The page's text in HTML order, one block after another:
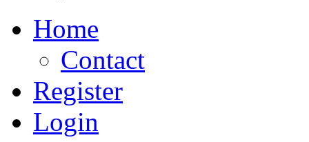
Home
Contact
Register
Login